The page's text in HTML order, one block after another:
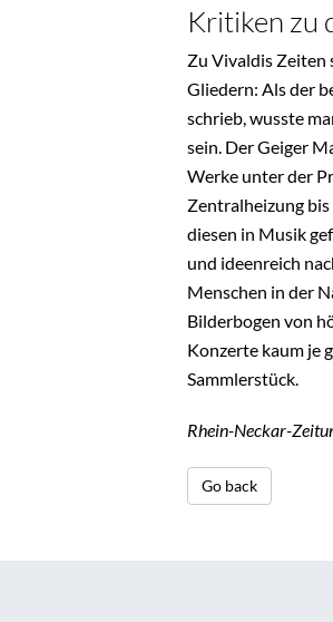
Kritiken zu
Zu Vivaldis Zeiten
Gliedern: Als der
schrieb, wusste
sein. Der Geiger
Werke unter der
Zentralheizung
diesen in Musik
und ideenreich
Menschen in der
Bilderbogen von
Konzerte kaum je
Sammlerstück.
Rhein-Neckar-
Go back